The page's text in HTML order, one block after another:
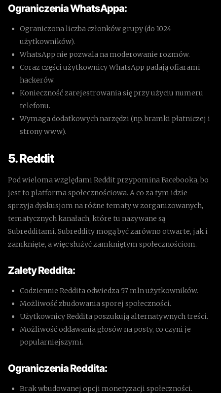
Ograniczenia WhatsAppa:
Ograniczona liczba członków grupy (do 1024
użytkowników).
WhatsApp nie pozwala na moderowanie rozmów.
Coraz części użytkownicy WhatsApp padają ofiarami
hackerów.
Konieczność zarejestrowania się przy użyciu numeru
telefonu.
Wymaga dodatkowych narzędzi (np. bramki płatniczej i
strony www).
5. Reddit
Pod wieloma względami Reddit przypomina Facebooka, bo
jest to platforma społecznościowa. A co za tym idzie
sprzyja dyskusjom na różne tematy w zorganizowanych,
tematycznych kanałach, które tu nazywane są
Subredditami. Subreddity mogą być zarówno otwarte, jak i
zamknięte, a więc służyć zamkniętym społecznościom.
Zalety Reddita:
Codziennie Reddita odwiedza 57 mln użytkowników.
Możliwość zbudowania sporej społeczności.
Użytkownicy Reddita poszukują alternatywnych treści.
Możliwość oddawania głosów na posty, co czyni je
popularniejszymi.
Ograniczenia Reddita:
Brak wbudowanej opcji monetyzacji społeczności.